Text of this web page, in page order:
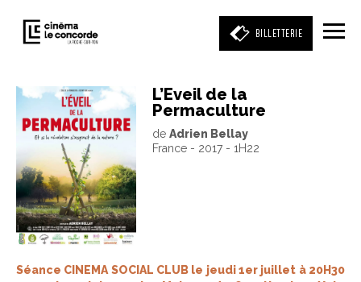
BILLETTERIE
Entrez votre mot clé
(film, réalisateur, acteur, événement)
L’Eveil de la
Permaculture
de Adrien Bellay
France - 2017 - 1H22
Séance CINEMA SOCIAL CLUB le jeudi 1er juillet à 20H30